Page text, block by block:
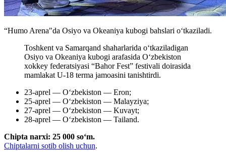
“Humo Arena"da Osiyo va Okeaniya kubogi bahslari oʻtkaziladi.
Toshkent va Samarqand shaharlarida oʻtkaziladigan
Osiyo va Okeaniya kubogi arafasida O‘zbekiston
xokkey federatsiyasi “Bahor Fest” festivali doirasida
mamlakat U-18 terma jamoasini tanishtirdi.
23-aprel — O‘zbekiston — Eron;
25-aprel — O‘zbekiston — Malayziya;
27-aprel — O‘zbekiston — Kuvayt;
28-aprel — Oʻzbekiston — Tailand.
Chipta narxi: 25 000 soʻm.
Chiptalarni sotib olish uchun.